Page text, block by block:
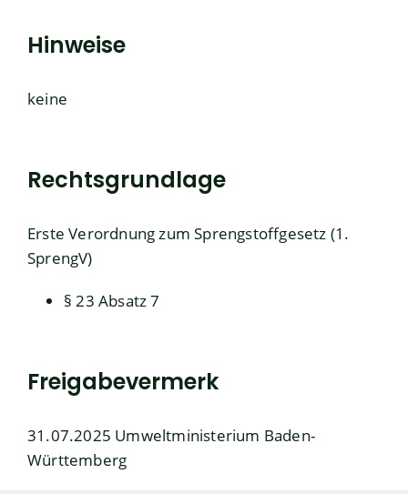
Hinweise
keine
Rechtsgrundlage
Erste Verordnung zum Sprengstoffgesetz (1.
SprengV)
§ 23 Absatz 7
Freigabevermerk
31.07.2025 Umweltministerium Baden-
Württemberg